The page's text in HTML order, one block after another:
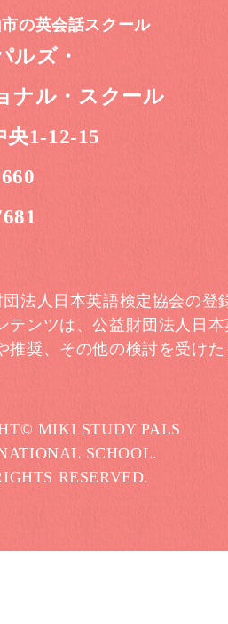
の英会話スクール
ルズ・
ナル・スクール
央1-12-15
法人日本英語検定協会の登
テンツは、公益財団法人日本
推奨、その他の検討を受けた
MIKI STUDY PALS
SCHOOL.
RESERVED.